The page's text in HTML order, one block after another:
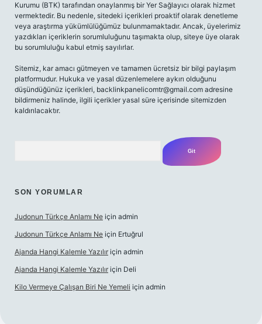
Kurumu (BTK) tarafından onaylanmış bir Yer Sağlayıcı olarak hizmet
vermektedir. Bu nedenle, sitedeki içerikleri proaktif olarak denetleme
veya araştırma yükümlülüğümüz bulunmamaktadır. Ancak, üyelerimiz
yazdıkları içeriklerin sorumluluğunu taşımakta olup, siteye üye olarak
bu sorumluluğu kabul etmiş sayılırlar.
Sitemiz, kar amacı gütmeyen ve tamamen ücretsiz bir bilgi paylaşım
platformudur. Hukuka ve yasal düzenlemelere aykırı olduğunu
düşündüğünüz içerikleri, backlinkpanelicomtr@gmail.com adresine
bildirmeniz halinde, ilgili içerikler yasal süre içerisinde sitemizden
kaldırılacaktır.
SON YORUMLAR
Judonun Türkçe Anlamı Ne için admin
Judonun Türkçe Anlamı Ne için Ertuğrul
Ajanda Hangi Kalemle Yazılır için admin
Ajanda Hangi Kalemle Yazılır için Deli
Kilo Vermeye Çalışan Biri Ne Yemeli için admin